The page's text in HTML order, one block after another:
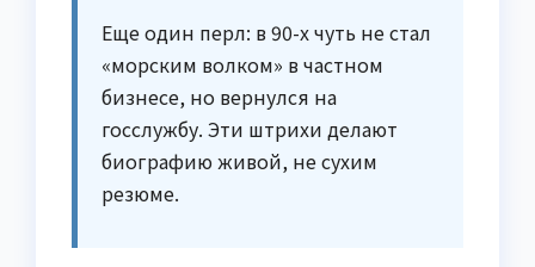
Еще один перл: в 90-х чуть не стал
«морским волком» в частном
бизнесе, но вернулся на
госслужбу. Эти штрихи делают
биографию живой, не сухим
резюме.